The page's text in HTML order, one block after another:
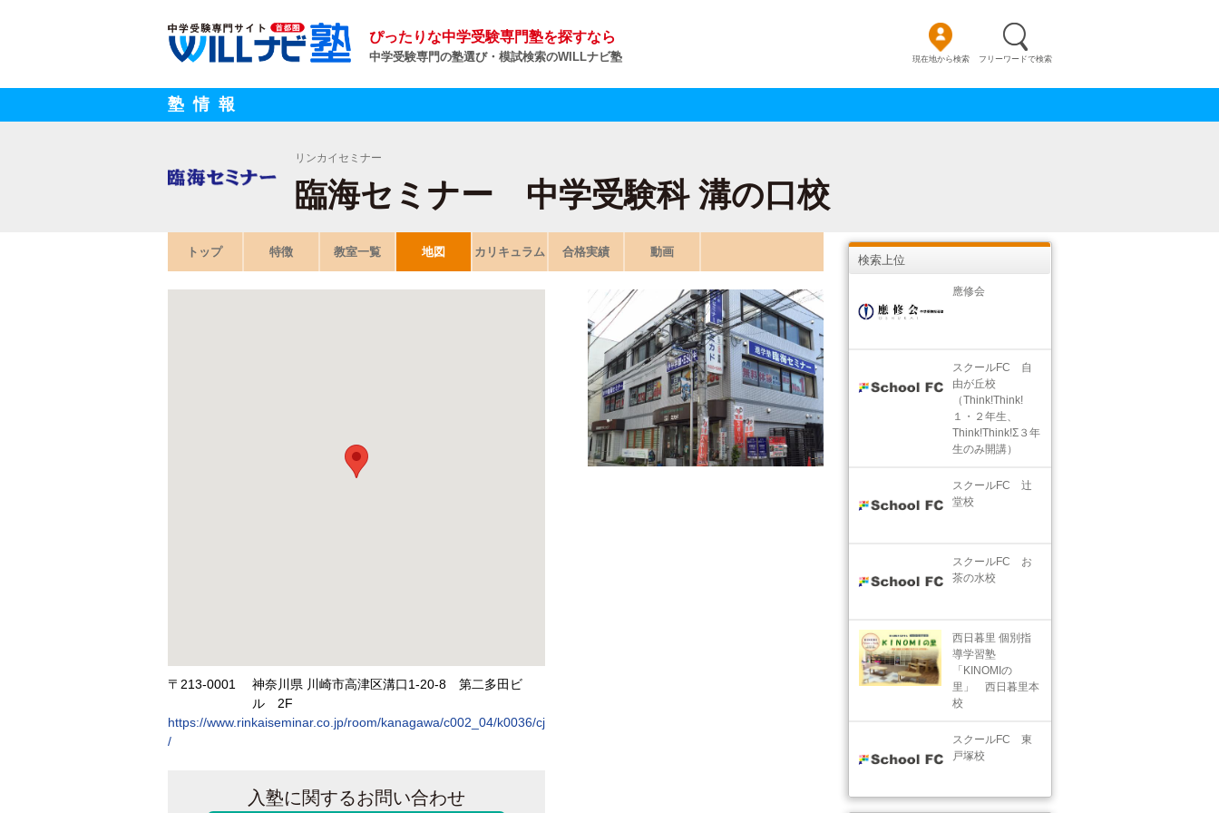
ぴったりな中学受験専門塾を探すなら
中学受験専門の塾選び・模試検索のWILLナビ塾 現在地から検索 フリーワードで検索
塾情報
リンカイセミナー
臨海セミナー 中学受験科 溝の口校
トップ 特徴 教室一覧 地図 カリキュラム 合格実績 動画
〒213-0001
神奈川県 川崎市高津区溝口1-20-8 第二多田ビ
ル 2F
https://www.rinkaiseminar.co.jp/room/kanagawa/c002_04/k0036/cj
/
入塾に関するお問い合わせ
検索上位
應修会
スクールFC 自
由が丘校
（Think!Think!
１・２年生、
Think!Think!Σ３年
生のみ開講）
スクールFC 辻
堂校
スクールFC お
茶の水校
西日暮里 個別指
導学習塾
「KINOMIの
里」 西日暮里本
校
スクールFC 東
戸塚校